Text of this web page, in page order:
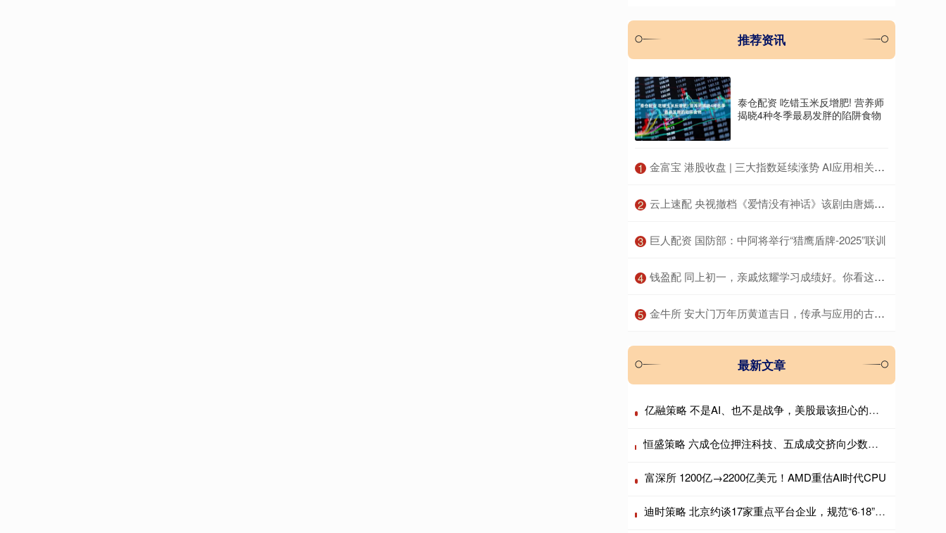
推荐资讯
泰仓配资 吃错玉米反增肥! 营养师
揭晓4种冬季最易发胖的陷阱食物
1 ​金富宝 港股收盘 | 三大指数延续涨势 AI应用相关个股引市场关注
2 ​云上速配 央视撤档《爱情没有神话》该剧由唐嫣赵又廷主演
3 ​巨人配资 国防部：中阿将举行“猎鹰盾牌-2025”联训
4 ​钱盈配 同上初一，亲戚炫耀学习成绩好。你看这位宝妈如何怼回去……
5 ​金牛所 安大门万年历黄道吉日，传承与应用的古老智慧
最新文章
亿融策略 不是AI、也不是战争，美股最该担心的是日本?
恒盛策略 六成仓位押注科技、五成成交挤向少数个股，AI抱团行情会重演历史瓦解吗？
富深所 1200亿→2200亿美元！AMD重估AI时代CPU
迪时策略 北京约谈17家重点平台企业，规范“6·18”期间平台经营行为